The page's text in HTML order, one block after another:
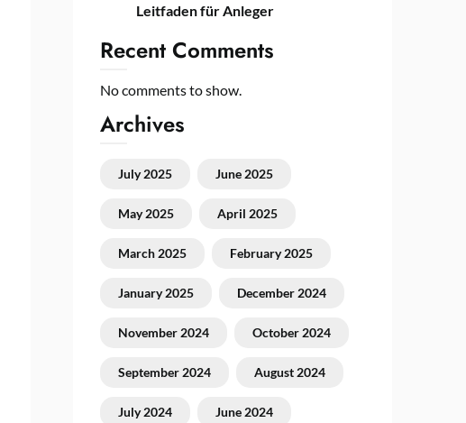
Leitfaden für Anleger
Recent Comments
No comments to show.
Archives
July 2025 June 2025
May 2025 April 2025
March 2025 February 2025
January 2025 December 2024
November 2024 October 2024
September 2024 August 2024
July 2024 June 2024